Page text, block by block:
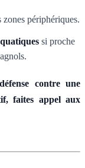
zones périphériques.
si proche
contre une
faites appel aux